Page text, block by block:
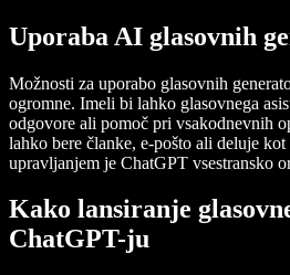
Uporaba AI glasovnih
Možnosti za uporabo glasovnih
ogromne. Imeli bi lahko glasovnega
odgovore ali pomoč pri vsakodnevnih
lahko bere članke, e-pošto ali deluje
upravljanjem je ChatGPT vsestransko
Kako lansiranje
ChatGPT-ju